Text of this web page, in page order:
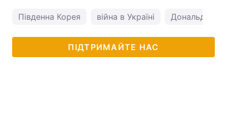
Південна Корея війна в Україні Дональд
ПІДТРИМАЙТЕ НАС